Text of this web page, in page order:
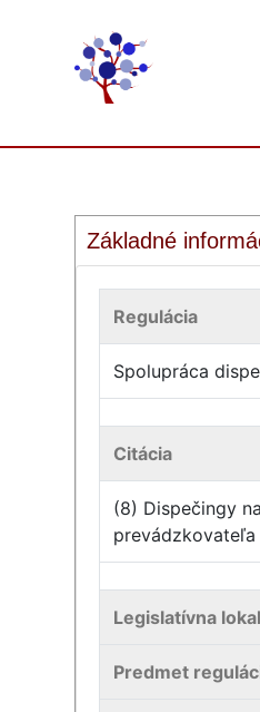
Základné
Regulácia
Spolupráca
Citácia
(8) Dispečingy
Legislatívna
Predmet